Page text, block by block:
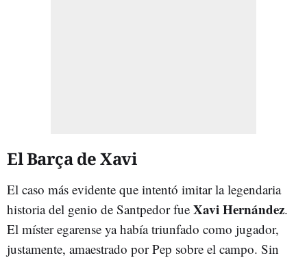
El Barça de Xavi
El caso más evidente que intentó imitar la legendaria
historia del genio de Santpedor fue Xavi Hernández.
El míster egarense ya había triunfado como jugador,
justamente, amaestrado por Pep sobre el campo. Sin